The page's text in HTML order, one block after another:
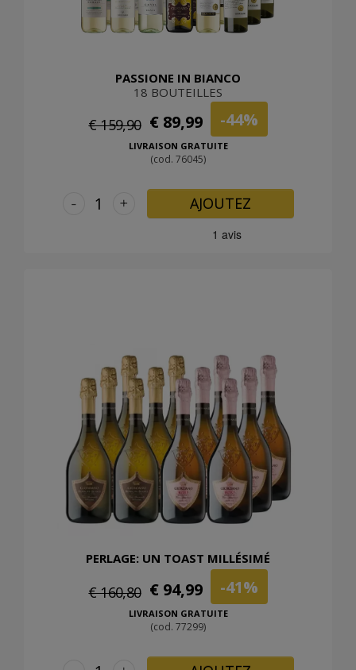
PASSIONE IN BIANCO
18 BOUTEILLES
€ 159,90 € 89,99 -44%
LIVRAISON GRATUITE
(cod. 76045)
+
- AJOUTEZ
PERLAGE: UN TOAST MILLÉSIMÉ
€ 160,80 € 94,99 -41%
LIVRAISON GRATUITE
(cod. 77299)